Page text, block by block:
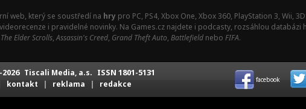
web, který se soustředí na hry pro PC, PS4, Xbox One, Xbox 360, PlayStation 3, Wii,
i pravidelné novinky. Na Games.cz najdete i podcasty, rozsáhlou databázi
The Elder Scrolls,Assassin's Creed, Grand Theft Auto, Battlefield nebo FIFA.
Tiscali Media, a.s. ISSN 1801-5131
kontakt | reklama | redakce facebook